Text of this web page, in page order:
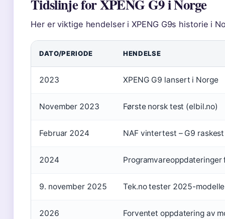
Tidslinje for XPENG G9 i Norge
Her er viktige hendelser i XPENG G9s historie i
DATO/PERIODE HENDELSE
2023 XPENG G9 lansert i Norge
November 2023 Første norsk test (elbil.no)
Februar 2024 NAF vintertest – G9
2024
9. november 2025 Tek.no tester 2025-
2026 Forventet oppdatering av